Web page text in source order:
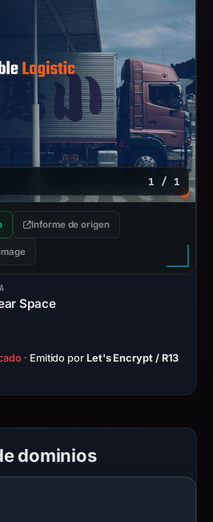
1 / 1
Informe de origen
Space
· Emitido por Let's Encrypt / R13
dominios